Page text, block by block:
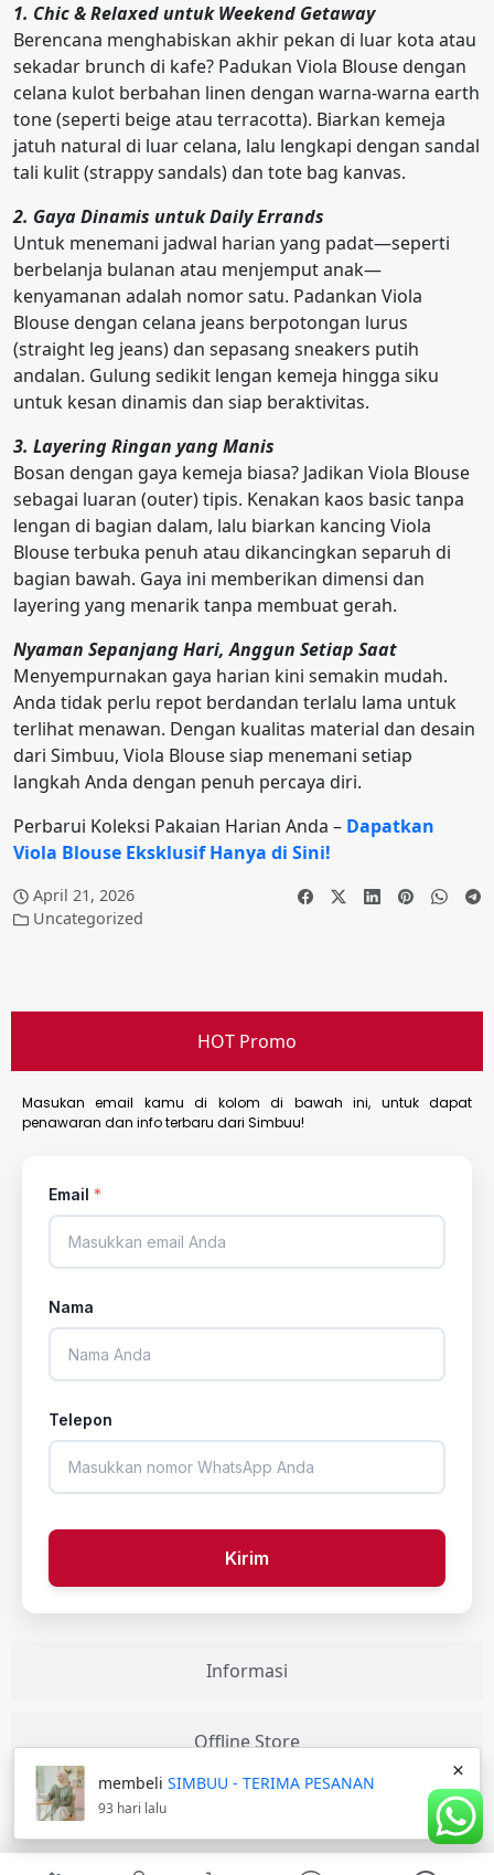
1. Chic & Relaxed untuk Weekend Getaway
Berencana menghabiskan akhir pekan di luar kota atau
sekadar brunch di kafe? Padukan Viola Blouse dengan
celana kulot berbahan linen dengan warna-warna earth
tone (seperti beige atau terracotta). Biarkan kemeja
jatuh natural di luar celana, lalu lengkapi dengan sandal
tali kulit (strappy sandals) dan tote bag kanvas.
2. Gaya Dinamis untuk Daily Errands
Untuk menemani jadwal harian yang padat—seperti
berbelanja bulanan atau menjemput anak—
kenyamanan adalah nomor satu. Padankan Viola
Blouse dengan celana jeans berpotongan lurus
(straight leg jeans) dan sepasang sneakers putih
andalan. Gulung sedikit lengan kemeja hingga siku
untuk kesan dinamis dan siap beraktivitas.
3. Layering Ringan yang Manis
Bosan dengan gaya kemeja biasa? Jadikan Viola Blouse
sebagai luaran (outer) tipis. Kenakan kaos basic tanpa
lengan di bagian dalam, lalu biarkan kancing Viola
Blouse terbuka penuh atau dikancingkan separuh di
bagian bawah. Gaya ini memberikan dimensi dan
layering yang menarik tanpa membuat gerah.
Nyaman Sepanjang Hari, Anggun Setiap Saat
Menyempurnakan gaya harian kini semakin mudah.
Anda tidak perlu repot berdandan terlalu lama untuk
terlihat menawan. Dengan kualitas material dan desain
dari Simbuu, Viola Blouse siap menemani setiap
langkah Anda dengan penuh percaya diri.
Perbarui Koleksi Pakaian Harian Anda – Dapatkan
Viola Blouse Eksklusif Hanya di Sini!
April 21, 2026
Uncategorized
HOT Promo
Informasi
Offline Store
Masukan email kamu di kolom di bawah ini, untuk dapat
penawaran dan info terbaru dari Simbuu!
Email *
Nama
Telepon
Kirim
×
membeli SIMBUU - TERIMA PESANAN
93 hari lalu